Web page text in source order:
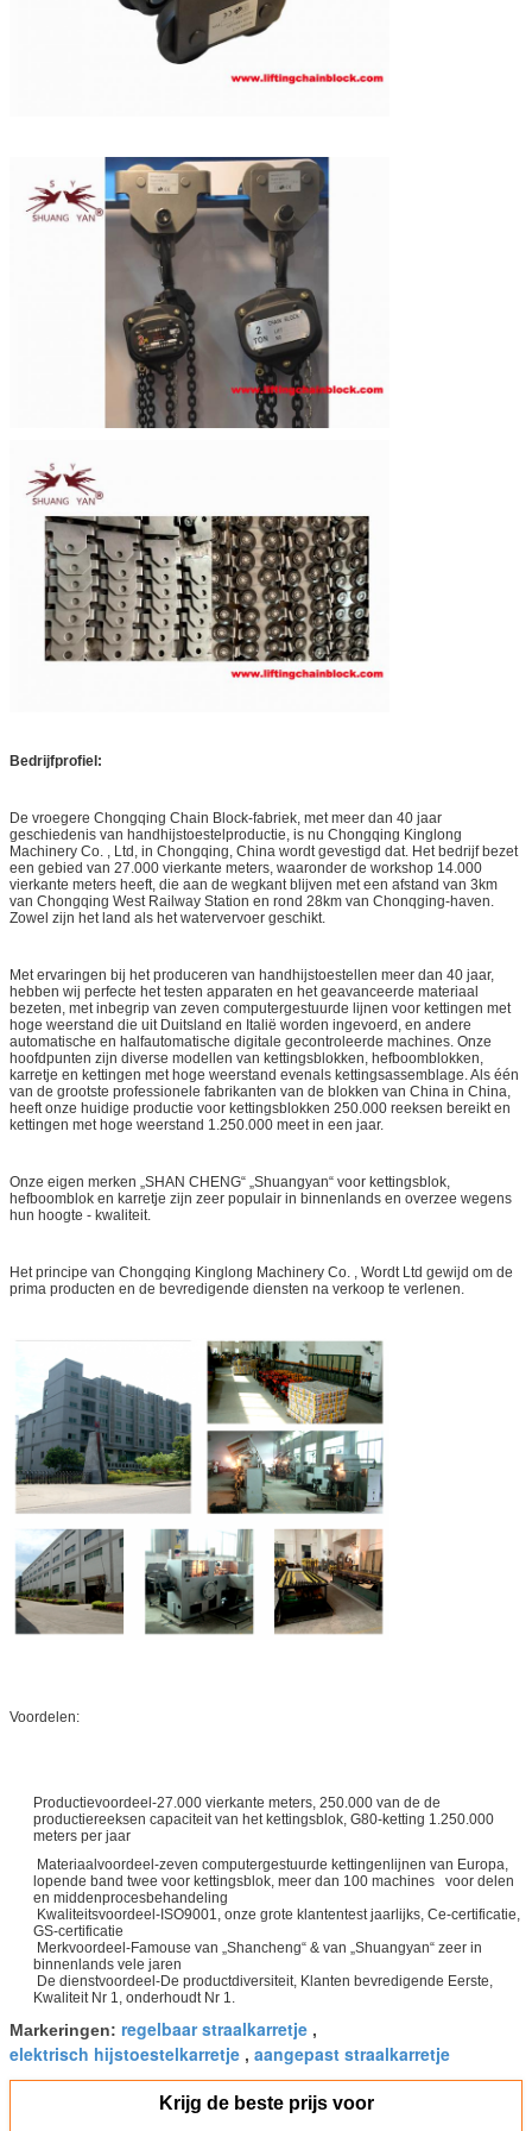
Bedrijfprofiel:
De vroegere Chongqing Chain Block-fabriek, met meer dan 40 jaar
geschiedenis van handhijstoestelproductie, is nu Chongqing Kinglong
Machinery Co. , Ltd, in Chongqing, China wordt gevestigd dat. Het bedrijf bezet
een gebied van 27.000 vierkante meters, waaronder de workshop 14.000
vierkante meters heeft, die aan de wegkant blijven met een afstand van 3km
van Chongqing West Railway Station en rond 28km van Chonqging-haven.
Zowel zijn het land als het watervervoer geschikt.
Met ervaringen bij het produceren van handhijstoestellen meer dan 40 jaar,
hebben wij perfecte het testen apparaten en het geavanceerde materiaal
bezeten, met inbegrip van zeven computergestuurde lijnen voor kettingen met
hoge weerstand die uit Duitsland en Italië worden ingevoerd, en andere
automatische en halfautomatische digitale gecontroleerde machines. Onze
hoofdpunten zijn diverse modellen van kettingsblokken, hefboomblokken,
karretje en kettingen met hoge weerstand evenals kettingsassemblage. Als één
van de grootste professionele fabrikanten van de blokken van China in China,
heeft onze huidige productie voor kettingsblokken 250.000 reeksen bereikt en
kettingen met hoge weerstand 1.250.000 meet in een jaar.
Onze eigen merken „SHAN CHENG“ „Shuangyan“ voor kettingsblok,
hefboomblok en karretje zijn zeer populair in binnenlands en overzee wegens
hun hoogte - kwaliteit.
Het principe van Chongqing Kinglong Machinery Co. , Wordt Ltd gewijd om de
prima producten en de bevredigende diensten na verkoop te verlenen.
Voordelen:
Productievoordeel-27.000 vierkante meters, 250.000 van de de
productiereeksen capaciteit van het kettingsblok, G80-ketting 1.250.000
meters per jaar
Materiaalvoordeel-zeven computergestuurde kettingenlijnen van Europa,
lopende band twee voor kettingsblok, meer dan 100 machines voor delen
en middenprocesbehandeling
Kwaliteitsvoordeel-ISO9001, onze grote klantentest jaarlijks, Ce-certificatie,
GS-certificatie
Merkvoordeel-Famouse van „Shancheng“ & van „Shuangyan“ zeer in
binnenlands vele jaren
De dienstvoordeel-De productdiversiteit, Klanten bevredigende Eerste,
Kwaliteit Nr 1, onderhoudt Nr 1.
Markeringen: regelbaar straalkarretje ,
elektrisch hijstoestelkarretje , aangepast straalkarretje
Krijg de beste prijs voor